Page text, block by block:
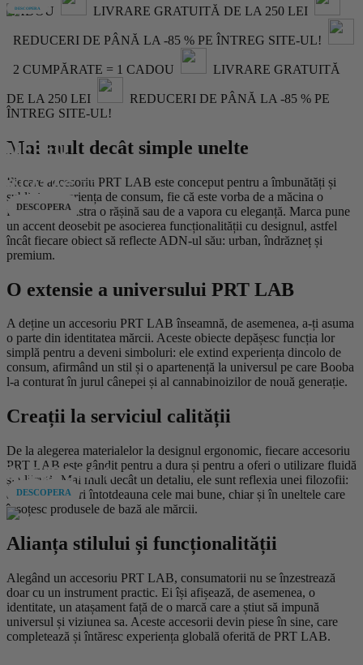
DESCOPERA
MEREU
ÎN ATAC 🏴‍☠️
DESCOPERA
ÎN EUROPA 💫
DESCOPERA
CADOU LIVRARE GRATUITĂ DE LA 250 LEI
REDUCERI DE PÂNĂ LA -85 % PE ÎNTREG SITE-UL!
2 CUMPĂRATE = 1 CADOU LIVRARE GRATUITĂ
DE LA 250 LEI
REDUCERI DE PÂNĂ LA -85 % PE
ÎNTREG SITE-UL!
Mai mult decât simple unelte
Fiecare accesoriu PRT LAB este conceput pentru a îmbunătăți și
sublinia experiența de consum, fie că este vorba de a măcina o
floare, de a păstra o rășină sau de a vapora cu eleganță. Marca pune
un accent deosebit pe asocierea funcționalității cu designul, astfel
încât fiecare obiect să reflecte ADN-ul său: urban, îndrăzneț și
premium.
O extensie a universului PRT LAB
A deține un accesoriu PRT LAB înseamnă, de asemenea, a-ți asuma
o parte din identitatea mărcii. Aceste obiecte depășesc funcția lor
simplă pentru a deveni simboluri: ele extind experiența dincolo de
consum, afirmând un stil și o apartenență la universul pe care Booba
l-a conturat în jurul cânepei și al cannabinoizilor de nouă generație.
Creații la serviciul calității
De la alegerea materialelor la designul ergonomic, fiecare accesoriu
PRT LAB este gândit pentru a dura și pentru a oferi o utilizare fluidă
și plăcută. Mai mult decât un detaliu, ele sunt reflexia unei filozofii:
aceea de a oferi întotdeauna cele mai bune, chiar și în uneltele care
însoțesc produsele de bază ale mărcii.
Alianța stilului și funcționalității
Alegând un accesoriu PRT LAB, consumatorii nu se înzestrează
doar cu un instrument practic. Ei își afișează, de asemenea, o
identitate, un atașament față de o marcă care a știut să impună
universul și viziunea sa. Aceste accesorii devin piese în sine, care
completează și întăresc experiența globală oferită de PRT LAB.